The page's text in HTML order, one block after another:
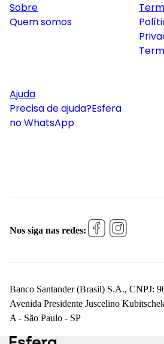
Sobre
Quem somos
Ajuda
Precisa de ajuda?Esfera
no WhatsApp
Nos siga nas redes:
Banco Santander (Brasil) S.A., CNPJ:
Avenida Presidente Juscelino
A - São Paulo - SP